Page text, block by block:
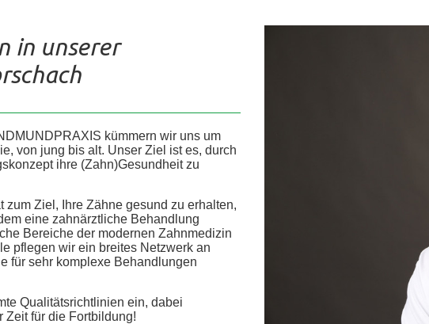
in unserer
kümmern wir uns um
von jung bis alt. Unser Ziel ist es, durch
ihre (Zahn)Gesundheit zu
Ziel, Ihre Zähne gesund zu erhalten,
eine zahnärztliche Behandlung
Bereiche der modernen Zahnmedizin
pflegen wir ein breites Netzwerk an
für sehr komplexe Behandlungen
Qualitätsrichtlinien ein, dabei
Zeit für die Fortbildung!